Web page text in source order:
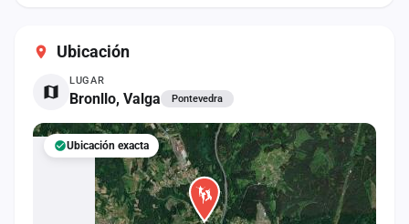
Ubicación
LUGAR
Bronllo, Valga Pontevedra
Ubicación exacta